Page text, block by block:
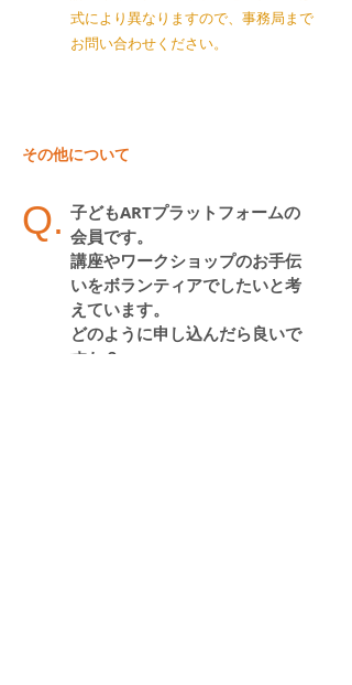
式により異なりますので、事務局まで
お問い合わせください。
その他について
子どもARTプラットフォームの
会員です。
講座やワークショップのお手伝
いをボランティアでしたいと考
えています。
​どのように申し込んだら良いで
すか？
Q.